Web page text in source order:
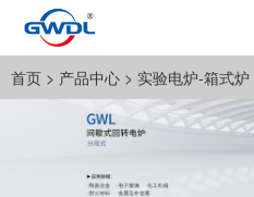
首页 > 产品中心 > 实验电炉-箱式炉